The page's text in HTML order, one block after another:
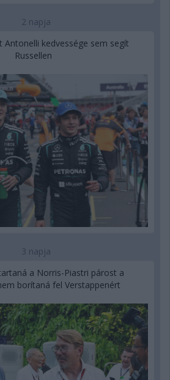
2 napja
Antonelli kedvessége sem segít
Russellen
3 napja
a Norris-Piastri párost a
borítaná fel Verstappenért